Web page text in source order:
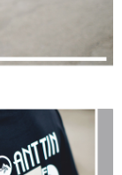
付」服務完成之交
關給付款項請求債
狀況，依本公司即
公司將視審查結果